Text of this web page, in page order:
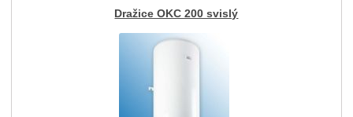
Dražice OKC 200 svislý